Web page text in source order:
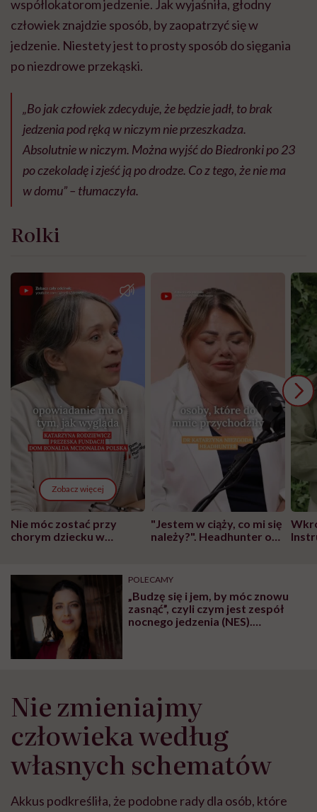
współlokatorom jedzenie. Jak wyjaśniła, głodny
człowiek znajdzie sposób, by zaopatrzyć się w
jedzenie. Niestety jest to prosty sposób do sięgania
po niezdrowe przekąski.
„Bo jak człowiek zdecyduje, że będzie jadł, to brak
jedzenia pod ręką w niczym nie przeszkadza.
Absolutnie w niczym. Można wyjść do Biedronki po 23
po czekoladę i zjeść ją po drodze. Co z tego, że nie ma
w domu” – tłumaczyła.
Rolki
Zobacz więcej
Nie móc zostać przy
chorym dziecku w
może chyba tylko
głupota i brak
wyobraźni"
"Jestem w ciąży, co mi się
należy?". Headhunter o
pracy
POLECAMY
„Budzę się i jem, by móc znowu
zasnąć”, czyli czym jest zespół
nocnego jedzenia (NES).
Nie zmieniajmy
człowieka według
własnych schematów
Akkus podkreśliła, że podobne rady dla osób, które